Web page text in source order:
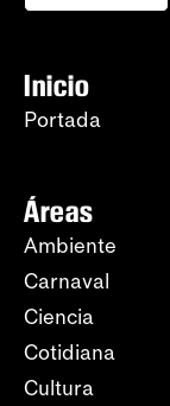
Inicio
Portada
Áreas
Ambiente
Carnaval
Ciencia
Cotidiana
Cultura